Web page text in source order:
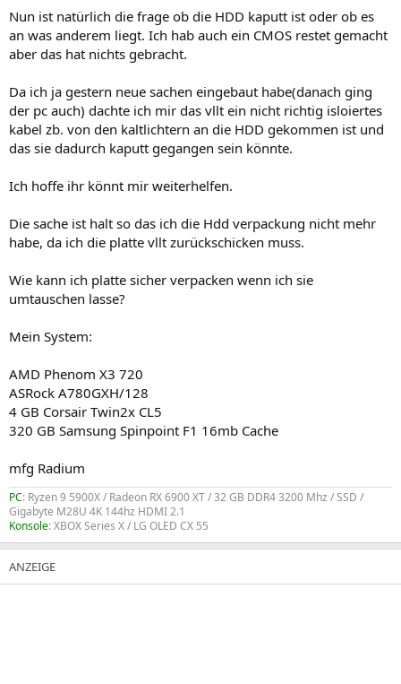
Nun ist natürlich die frage ob die HDD kaputt ist oder ob es
an was anderem liegt. Ich hab auch ein CMOS restet gemacht
aber das hat nichts gebracht.
Da ich ja gestern neue sachen eingebaut habe(danach ging
der pc auch) dachte ich mir das vllt ein nicht richtig isloiertes
kabel zb. von den kaltlichtern an die HDD gekommen ist und
das sie dadurch kaputt gegangen sein könnte.
Ich hoffe ihr könnt mir weiterhelfen.
Die sache ist halt so das ich die Hdd verpackung nicht mehr
habe, da ich die platte vllt zurückschicken muss.
Wie kann ich platte sicher verpacken wenn ich sie
umtauschen lasse?
Mein System:
AMD Phenom X3 720
ASRock A780GXH/128
4 GB Corsair Twin2x CL5
320 GB Samsung Spinpoint F1 16mb Cache
mfg Radium
PC: Ryzen 9 5900X / Radeon RX 6900 XT / 32 GB DDR4 3200 Mhz / SSD /
Gigabyte M28U 4K 144hz HDMI 2.1
Konsole: XBOX Series X / LG OLED CX 55